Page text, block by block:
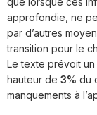
approfondie, ne
par d’autres
transition pour le
Le texte prévoit
hauteur de 3% du
manquements à